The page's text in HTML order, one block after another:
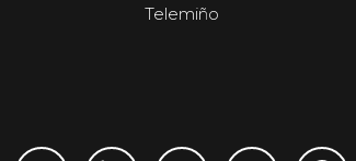
Telemiño